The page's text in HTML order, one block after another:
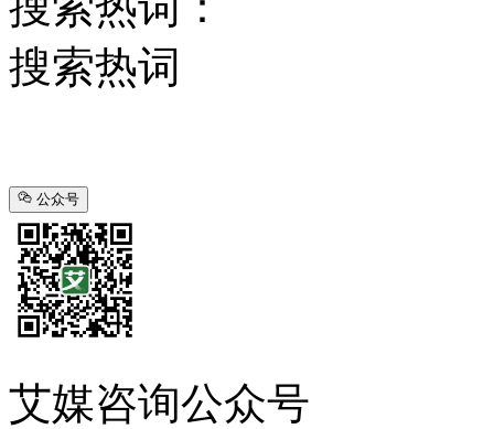
搜索热词
公众号
艾媒咨询公众号